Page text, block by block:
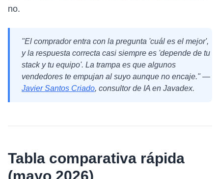
no.
"El comprador entra con la pregunta 'cuál es el mejor',
y la respuesta correcta casi siempre es 'depende de tu
stack y tu equipo'. La trampa es que algunos
vendedores te empujan al suyo aunque no encaje." —
Javier Santos Criado, consultor de IA en Javadex.
Tabla comparativa rápida